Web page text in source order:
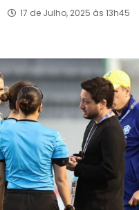
17 de Julho, 2025 às 13h45